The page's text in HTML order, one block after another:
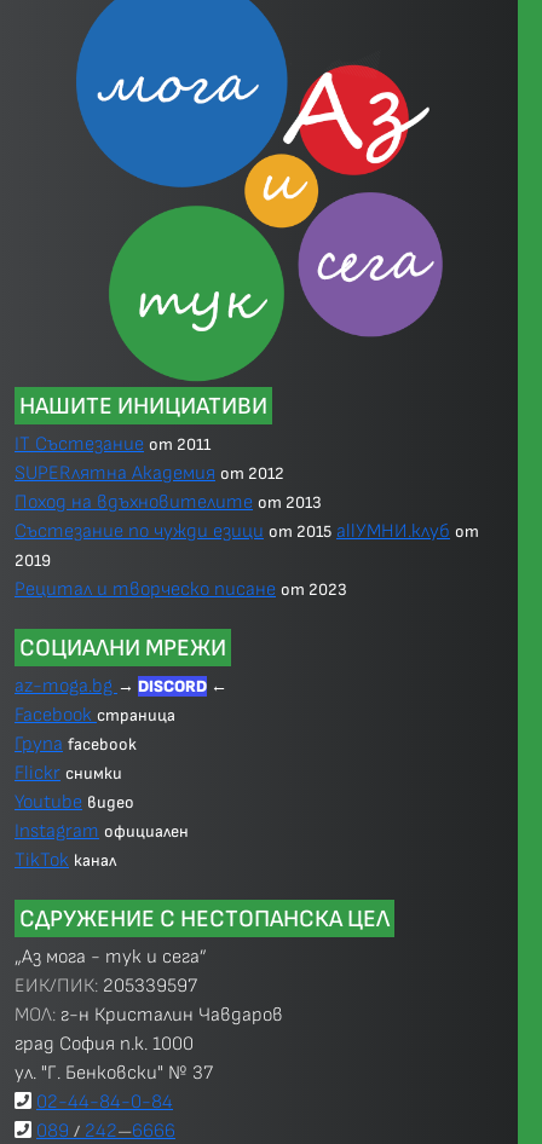
НАШИТЕ ИНИЦИАТИВИ
IT Състезание от 2011
SUPERлятна Академия от 2012
Поход на вдъхновителите от 2013
Състезание по чужди езици от 2015 allУМНИ.клуб от
2019
Рецитал и творческо писане от 2023
СОЦИАЛНИ МРЕЖИ
az-moga.bg → DISCORD ←
Facebook страница
Група facebook
Flickr снимки
Youtube видео
Instagram официален
TikTok канал
СДРУЖЕНИЕ С НЕСТОПАНСКА ЦЕЛ
„Аз мога - тук и сега”
ЕИК/ПИК: 205339597
МОЛ: г-н Кристалин Чавдаров
град София п.к. 1000
ул. "Г. Бенковски" № 37
02-44-84-0-84
089 / 242—6666